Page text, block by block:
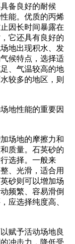
备良好的耐候
能。优质的丙烯
因长时间暴露在
它还具有良好的
地出现积水、发
候特点，选择适
、气温较高的地
较多的地区，则
地性能的重要因
场地的摩擦力和
质量。石英砂的
选择。一般来
、光滑，适合用
砂则可以增加场
频繁、容易滑倒
应选择纯度高、
赋予活动场地良